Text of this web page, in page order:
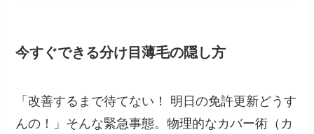
今すぐできる分け目薄毛の隠し方
「改善するまで待てない！ 明日の免許更新どうす
んの！」そんな緊急事態。物理的なカバー術（カ